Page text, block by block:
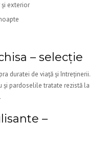
exterior
– selecție
duratei de viață și întreținerii.
și pardoselile tratate rezistă la
–